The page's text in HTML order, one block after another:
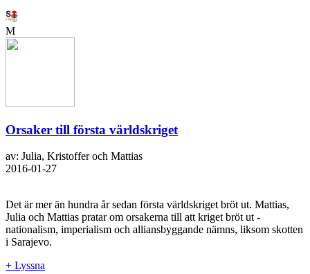
M
Orsaker till första världskriget
av: Julia, Kristoffer och Mattias
2016-01-27
Det är mer än hundra år sedan första världskriget bröt ut. Mattias,
Julia och Mattias pratar om orsakerna till att kriget bröt ut -
nationalism, imperialism och alliansbyggande nämns, liksom skotten
i Sarajevo.
+ Lyssna